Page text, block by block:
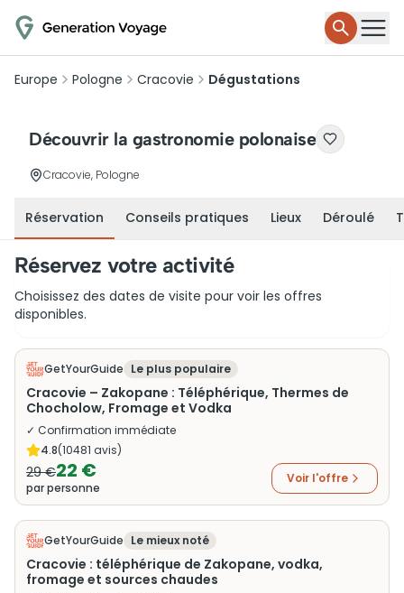
Europe Pologne Cracovie Dégustations
Découvrir la gastronomie polonaise
Cracovie, Pologne
Réservation Conseils pratiques Lieux Déroulé
Réservez votre activité
Choisissez des dates de visite pour voir les offres
disponibles.
GetYourGuide Le plus populaire
Cracovie – Zakopane : Téléphérique, Thermes de
Chocholow, Fromage et Vodka
✓ Confirmation immédiate
4.8(10481 avis)
29 €22 €
par personne
Voir l'offre
GetYourGuide Le mieux noté
Cracovie : téléphérique de Zakopane, vodka,
fromage et sources chaudes